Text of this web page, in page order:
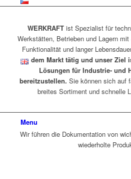
Menu
WERKRAFT ist Spezialist für
Werkstätten, Betrieben und Lagern
Funktionalität und langer
dem Markt tätig und unser Ziel
Lösungen für Industrie- und
bereitzustellen. Sie können sich auf
breites Sortiment und schnelle
Wir führen die Dokumentation von
wiederholte